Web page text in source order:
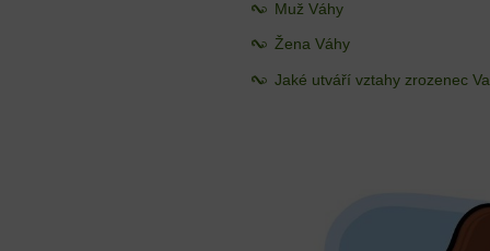
Muž Váhy
Žena Váhy
Jaké utváří vztahy zrozenec